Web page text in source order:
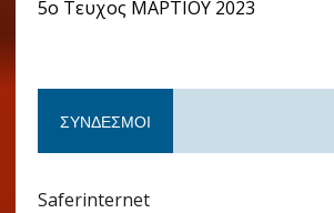
5ο Τευχος ΜΑΡΤΙΟΥ 2023
ΣΎΝΔΕΣΜΟΙ
Saferinternet